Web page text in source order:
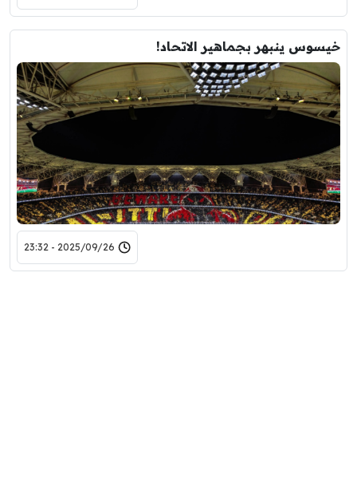
خيسوس ينبهر بجماهير الاتحاد!
2025/09/26 - 23:32